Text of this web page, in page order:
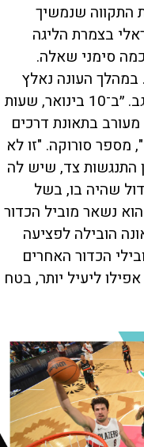
התקווה שנמשיך
בצמרת הליגה
סימני שאלה.
העונה נאלץ
להחמיץ 16 משחקים בשל בעיה בגב. ״ב־10 בינואר, שעות
בתאונת דרכים
מספר סורוקה. "זו לא
התנגשות צד, שיש לה
שהיה בו, בשל
נשאר מוביל הכדור
הובילה לפציעה
הכדור האחרים
ליעיל יותר, בטח